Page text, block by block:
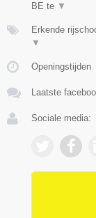
BE te ▼
Erkende
▼
Openingstijden
Laatste
Sociale media: